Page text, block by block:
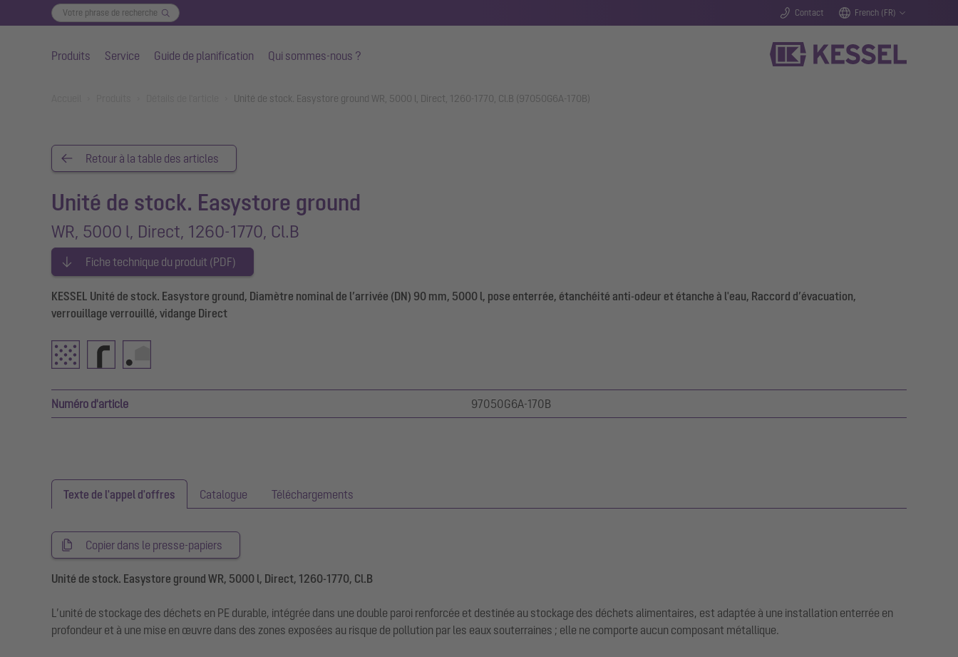
Contact French (FR)
Produits Service Guide de planification Qui sommes-nous ?
Unité de stock. Easystore ground WR, 5000 l, Direct, 1260-1770, Cl.B (97050G6A-170B)
Retour à la table des articles
Unité de stock. Easystore ground
WR, 5000 l, Direct, 1260-1770, Cl.B
Fiche technique du produit (PDF)
KESSEL Unité de stock. Easystore ground, Diamètre nominal de l’arrivée (DN) 90 mm, 5000 l, pose enterrée, étanchéité anti-odeur et étanche à l'eau, Raccord d’évacuation,
verrouillage verrouillé, vidange Direct
Numéro d'article 97050G6A-170B
Texte de l'appel d'offres Catalogue Téléchargements
Copier dans le presse-papiers
Unité de stock. Easystore ground WR, 5000 l, Direct, 1260-1770, Cl.B
L’unité de stockage des déchets en PE durable, intégrée dans une double paroi renforcée et destinée au stockage des déchets alimentaires, est adaptée à une installation enterrée en
profondeur et à une mise en œuvre dans des zones exposées au risque de pollution par les eaux souterraines ; elle ne comporte aucun composant métallique.